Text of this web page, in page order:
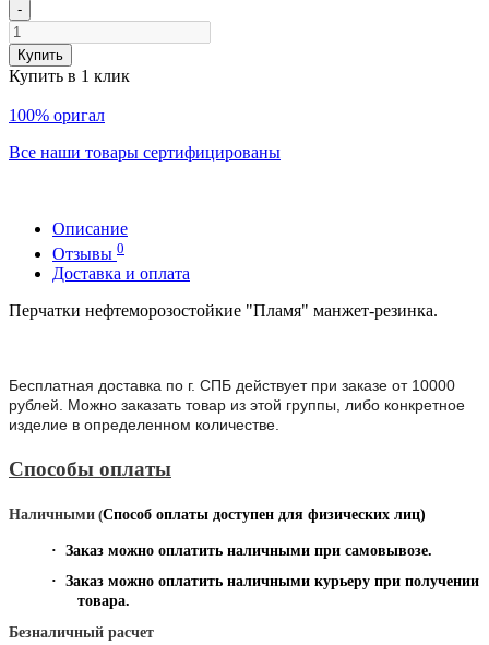
-
Купить
Купить в 1 клик
100% оригал
Все наши товары сертифицированы
Описание
Отзывы 0
Доставка и оплата
Перчатки нефтеморозостойкие "Пламя" манжет-резинка.
Бесплатная доставка по г. СПБ действует при заказе от 10000
рублей. Можно заказать товар из этой группы, либо конкретное
изделие в определенном количестве.
Способы оплаты
Наличными (Способ оплаты доступен для физических лиц)
· Заказ можно оплатить наличными при самовывозе.
· Заказ можно оплатить наличными курьеру при получении
товара.
Безналичный расчет